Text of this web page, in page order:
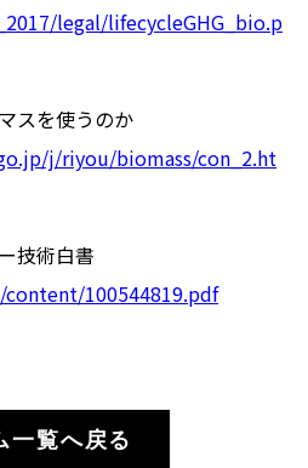
legal/lifecycleGHG_bio.p
スを使うのか
j/riyou/biomass/con_2.ht
技術白書
100544819.pdf
一覧へ戻る